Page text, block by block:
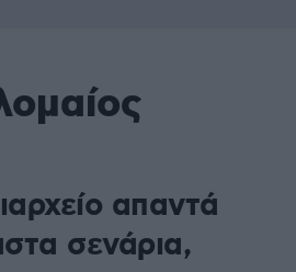
απαντά
σενάρια,